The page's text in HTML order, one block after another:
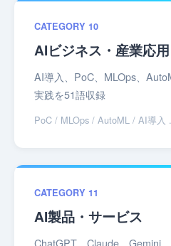
CATEGORY 10
AIビジネス・産業応用
AI導入、PoC、MLOps、
実践を51語収録
PoC / MLOps / AutoML / AI導入
CATEGORY 11
AI製品・サービス
ChatGPT、Claude、Gemini